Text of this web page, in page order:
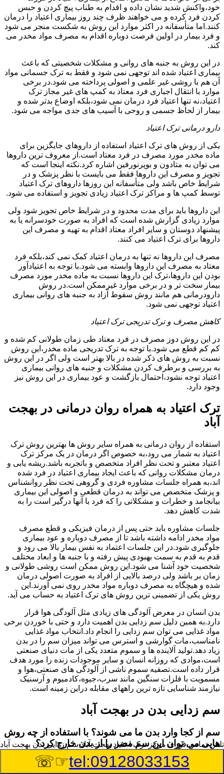
خود،واکنش شدید نشان داده و اقدام به طناب پیچ کردن و حبس
کردن فرد کرده و می خواهند ظرف چند روز بیماری اعتیاد را درمان
کنند.اما متأسفانه در اکثر موارد این روش به شکست منجر می شود
و فرد بیمار در اولین فرصت دوباره اقدام به مصرف مواد مخدر می
کند.
در این روش به جنبه های روانی و مشکلات شخصیتی که باعث
بیماری اعتیاد شده اند توجهی نمی شود و فقط به ترک جسمانی مواد
آن هم با روشی غیر علمی و اصولی پرداخته می شود.در برخی
موارد با انتقال اجباری فرد معتاد به کمپ های غیر مجاز ترک
اعتیاد،نه تنها اعتیاد فرد درمان نمی شود،بلکه اوضاع بدتر شده و
بیمار از لحاظ جسمی و روحی با آسیب های جدی مواجه می شود.
دارو درمانی ترک اعتیاد
یکی از روش های ترک اعتیاد استفاده از داروهای جایگزین برای
ماده مخدر مورد مصرف در فرد معتاد است.از معروف ترین داروها
می توان به متادون و بوپرنورفین اشاره کرد.نکته اینجا است که
تجویز و مصرف این داروها فقط می بایست با نظر پزشک و در
شرایط خاص باشد ولی متأسفانه این روزها داروهای ترک اعتیاد
توسط کمپ ها و مراکز ترک اعتیاد زیادی تجویز و استفاده می شود.
این داروها باید برای مدت محدود و در شرایط خاص تجویز شود ولی
موارد زیادی گزارش شده است که افراد به صورت خودسرانه یا به
پیشنهاد دوستان و سایر افراد معتاد اقدام به تهیه و مصرف این
داروها برای ترک اعتیاد می کنند.
مصرف این داروها نه تنها به درمان اعتیاد کمک نمی کند،بلکه فرد
معتاد به مصرف این داروها وابسته می شود.با توجه به اعتیادآور
بودن این داروها،ترک این داروها نسبت به ماده مخدر مورد مصرف
بیمار سخت تر و در برخی موارد غیرممکن است.در روش
دارودرمانی هم مانند روش سقوط آزاد به جنبه های روانی بیماری
اعتیاد توجهی نمی شود.
کاهش مصرف و ترک تدریجی ترک اعتیاد
در این روش دوز مصرف در فرد معتاد طی زمان طولانی کم شده و
کم کم قطع می شود.با توجه به ترک تدریجی ماده مخدر،این روش
نسبت به روش های ذکر شده در بالا بهتر است ولی اگر در این روش
به بررسی و برطرف کردن مشکلات و جنبه های روانی بیماری
اعتیاد توجه نشود،احتمال بازگشت و عود بیماری در این روش نیز
وجود دارد.
ترک اعتیاد به همراه روان درمانی در بهجت
آباد
استفاده از روان درمانی به همراه سایر روش ها بهترین روش ترک
اعتیاد به شمار می رود،به خصوص اگر درمان در یک مرکز ترک
اعتیاد معتبر و تحت نظر افراد متخصص و باتجربه باشد.ریشه یابی و
درمان مشکلات روانی که باعث ایجاد بیماری اعتیاد در فرد شده
اند،به همراه جلسات مشاوره فردی و گروهی تحت نظر روانشناس
و پزشک متخصص می تواند به درمان قطعی و اصولی این بیماری
بیانجامد و خطرات و مشکلاتی را که فرد با آنها درگیر است را به
شدت کاهش دهد.
جلسات مشاوره باید حتی پس از درمان فیزیکی و قطع مصرف
مواد مخدر ادامه داشته باشد تا از مصرف دوباره و عود بیماری
جلوگیری شود.در این جلسات اعتماد به نفس بیمار بالا می رود و
قدم به قدم به سمت بهبودی پیش رفته و با جنبه ها و ابعاد مختلف
شخصیت خود آشنا می شود.این روش ممکن است روشی طولانی و
زمان بر باشد ولی درصد بالایی از افراد به صورت اصولی درمان
شده و هیچگاه به مصرف دوباره مواد مخدر روی نمی آورند.این
روش یکی از تضمینی ترین روش های ترک اعتیاد به حساب می آید.
بدن انسان در معرض آلودگی های زیادی مثل آلودگی هوا قرار
دارد.به همین دلیل سم زدایی بدن اهمیت دارد و حتی با خوردن برخی
مواد غذایی می توان سم زدایی را انجام داد.انتخاب مواد غذایی
نامناسب،مات گوارشی و استرس می تواند میزان سم را در بدن
زیاد دهد.تولید آلاینده ها و سموم متعدد یکی از مات دنیای صنعتی
است،موادی که روزانه انسان و سایر موجودات زنده را مورد هدف
قرار داده است.تصفیه سموم ناشی از آلودگی های صنعتی،هوا و
مسمویت با فلزات سنگین مانند سرب،جیوه،کادمیوم و آرسنیک
نیازمند شناسایی تازه ترین راههای مقابله دراین زمینه است.
سم زدایی بدن در بهجت آباد
سم از کجا وارد بدن ما می شوند؟ با استفاده از چه روش
هایی می توان این سم مضر را از بدن خارج کرد؟
بطور کلی سم موجود در بدن به دو گروه عمده تقسیم می
تلفن تماس فوریمرکز ترک اعتیاد بهجت آباد,سم زدایی بدن بهجت آباد
tel:09128033153
☞☏